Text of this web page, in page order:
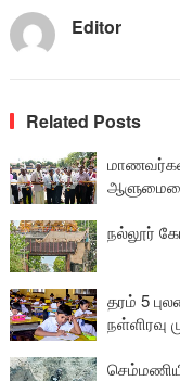
Editor
Related Posts
நல்லூர்
தரம் 5
நள்ளிரவு